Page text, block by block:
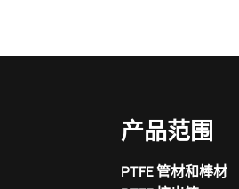
产品范围
PTFE 管材和棒材